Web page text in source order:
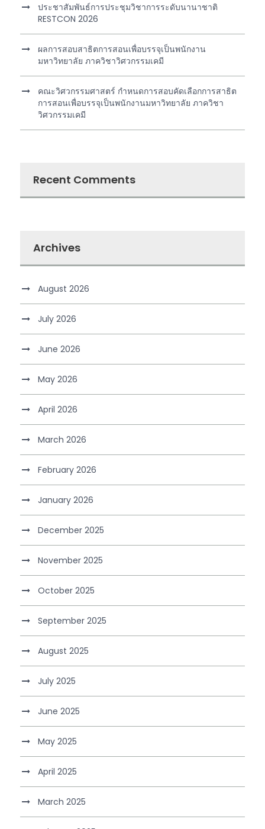
ประชาสัมพันธ์การประชุมวิชาการระดับนานาชาติ
RESTCON 2026
ผลการสอบสาธิตการสอนเพื่อบรรจุเป็นพนักงาน
มหาวิทยาลัย ภาควิชาวิศวกรรมเคมี
คณะวิศวกรรมศาสตร์ กำหนดการสอบคัดเลือกการสาธิต
การสอนเพื่อบรรจุเป็นพนักงานมหาวิทยาลัย ภาควิชา
วิศวกรรมเคมี
Recent Comments
Archives
August 2026
July 2026
June 2026
May 2026
April 2026
March 2026
February 2026
January 2026
December 2025
November 2025
October 2025
September 2025
August 2025
July 2025
June 2025
May 2025
April 2025
March 2025